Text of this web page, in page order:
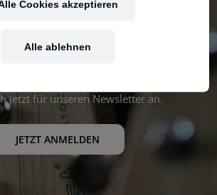
Unser Newsletter
jetzt für unseren Newsletter an.
JETZT ANMELDEN
Alle ablehnen
Cookies akzeptieren